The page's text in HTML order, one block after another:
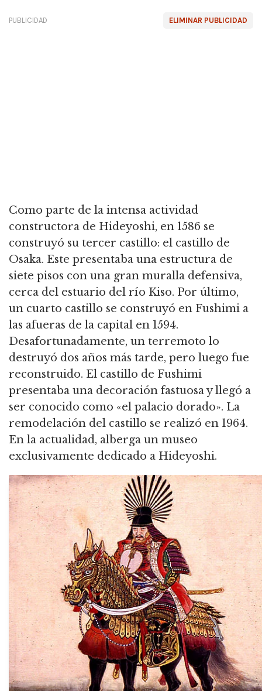
ELIMINAR PUBLICIDAD
PUBLICIDAD
Como parte de la intensa actividad
constructora de Hideyoshi, en 1586 se
construyó su tercer castillo: el castillo de
Osaka. Este presentaba una estructura de
siete pisos con una gran muralla defensiva,
cerca del estuario del río Kiso. Por último,
un cuarto castillo se construyó en Fushimi a
las afueras de la capital en 1594.
Desafortunadamente, un terremoto lo
destruyó dos años más tarde, pero luego fue
reconstruido. El castillo de Fushimi
presentaba una decoración fastuosa y llegó a
ser conocido como «el palacio dorado». La
remodelación del castillo se realizó en 1964.
En la actualidad, alberga un museo
exclusivamente dedicado a Hideyoshi.